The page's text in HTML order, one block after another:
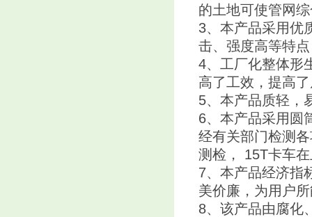
的土地可使管网
3、本产品采用优
击、强度高等特
4、工厂化整体形
高了工效，提高
5、本产品质轻，
6、本产品采用圆
经有关部门检测
测检， 15T卡车
7、本产品经济指
美价廉，为用户
8、该产品由腐化